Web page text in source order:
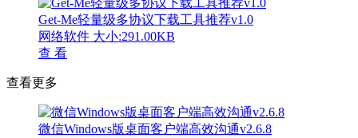
Get-Me轻量级多协议下载工具推荐v1.0
网络软件 大小:291.00KB
查 看
查看更多
微信Windows版桌面客户端高效沟通v2.6.8